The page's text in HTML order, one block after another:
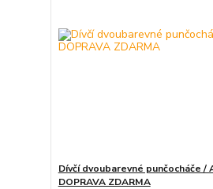
Dívčí dvoubarevné punčocháče /
DOPRAVA ZDARMA